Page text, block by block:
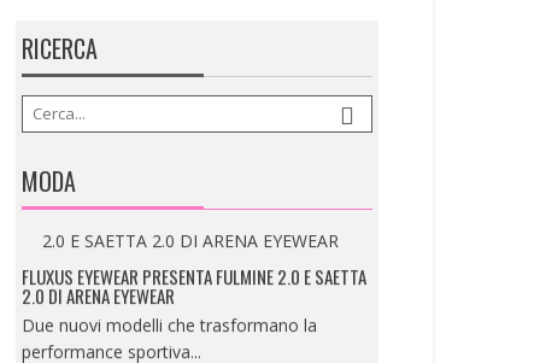
RICERCA
MODA
IRA LANGEVIN: PRESENTA ORIGAMI
La piega diventa linguaggio. L’Haute Couture
FLUXUS EYEWEAR PRESENTA FULMINE 2.0 E SAETTA
2.0 DI ARENA EYEWEAR
Due nuovi modelli che trasformano la
performance sportiva...